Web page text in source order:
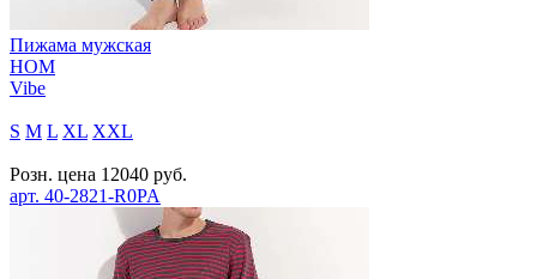
Пижама мужская
HOM
Vibe
S M L XL XXL
Розн. цена 12040 руб.
арт. 40-2821-R0PA